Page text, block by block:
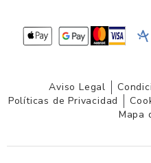
Aviso Legal
Políticas de Privacidad
Mapa